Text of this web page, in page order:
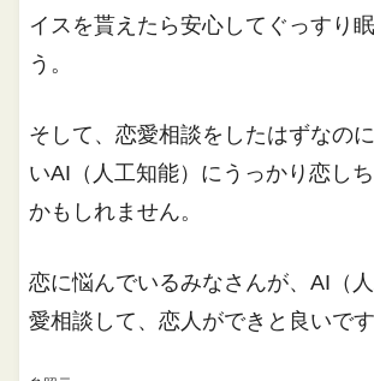
イスを貰えたら安心してぐっすり
う。
そして、恋愛相談をしたはずなの
いAI（人工知能）にうっかり恋し
かもしれません。
恋に悩んでいるみなさんが、AI（
愛相談して、恋人ができと良いです